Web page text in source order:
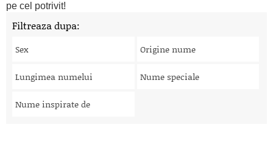
pe cel potrivit!
Filtreaza dupa:
Sex Origine nume
Lungimea numelui Nume speciale
Nume inspirate de